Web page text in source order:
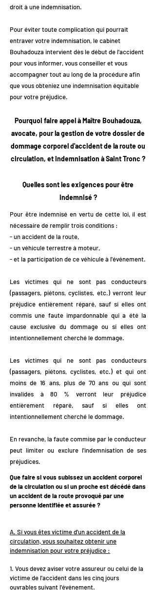
droit à une indemnisation.
Pour éviter toute complication qui pourrait
entraver votre indemnisation, le cabinet
Bouhadouza intervient dès le début de l'accident
pour vous informer, vous conseiller et vous
accompagner tout au long de la procédure afin
que vous obteniez une indemnisation équitable
pour votre préjudice.
Pourquoi faire appel à Maître Bouhadouza,
avocate, pour la gestion de votre dossier de
dommage corporel d'accident de la route ou
circulation, et indemnisation à Saint Tronc ?
Quelles sont les exigences pour être
indemnisé ?
Pour être indemnisé en vertu de cette loi, il est
nécessaire de remplir trois conditions :
- un accident de la route,
- un véhicule terrestre à moteur,
- et la participation de ce véhicule à l'événement.
Les victimes qui ne sont pas conducteurs
(passagers, piétons, cyclistes, etc.) verront leur
préjudice entièrement réparé, sauf si elles ont
commis une faute impardonnable qui a été la
cause exclusive du dommage ou si elles ont
intentionnellement cherché le dommage.
Les victimes qui ne sont pas conducteurs
(passagers, piétons, cyclistes, etc.) et qui ont
moins de 16 ans, plus de 70 ans ou qui sont
invalides à 80 % verront leur préjudice
entièrement réparé, sauf si elles ont
intentionnellement cherché le dommage.
En revanche, la faute commise par le conducteur
peut limiter ou exclure l'indemnisation de ses
préjudices.
Que faire si vous subissez un accident corporel
de la circulation ou si un proche est décédé dans
un accident de la route provoqué par une
personne identifiée et assurée ?
A. Si vous êtes victime d'un accident de la
circulation, vous souhaitez obtenir une
indemnisation pour votre préjudice :
1. Vous devez aviser votre assureur ou celui de la
victime de l'accident dans les cinq jours
ouvrables suivant l'événement.